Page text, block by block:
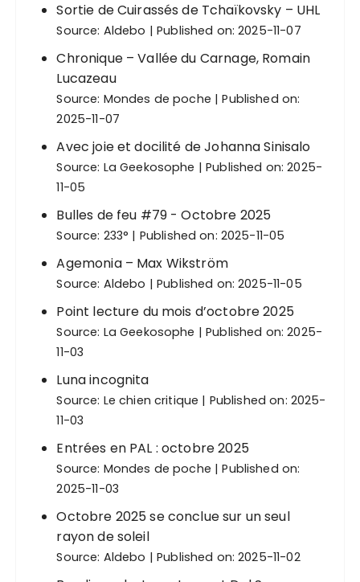
Sortie de Cuirassés de Tchaïkovsky – UHL
Source: Aldebo Published on: 2025-11-07
Chronique – Vallée du Carnage, Romain
Lucazeau
Source: Mondes de poche
Published on:
2025-11-07
Avec joie et docilité de Johanna Sinisalo
Source: La Geekosophe
Published on: 2025-
11-05
Bulles de feu #79 - Octobre 2025
Source: 233° Published on: 2025-11-05
Agemonia – Max Wikström
Source: Aldebo Published on: 2025-11-05
Point lecture du mois d’octobre 2025
Source: La Geekosophe
Published on: 2025-
11-03
Luna incognita
Source: Le chien critique
Published on: 2025-
11-03
Entrées en PAL : octobre 2025
Source: Mondes de poche
Published on:
2025-11-03
Octobre 2025 se conclue sur un seul
rayon de soleil
Source: Aldebo Published on: 2025-11-02